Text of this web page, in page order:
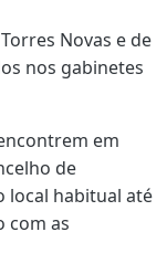
Novas e de
nos gabinetes
em
de
local habitual até
com as